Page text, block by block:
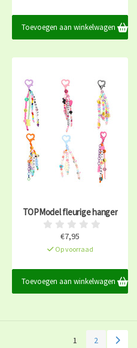
Toevoegen aan winkelwagen
TOPModel fleurige hanger
€7,95
Op voorraad
Toevoegen aan winkelwagen
1 2